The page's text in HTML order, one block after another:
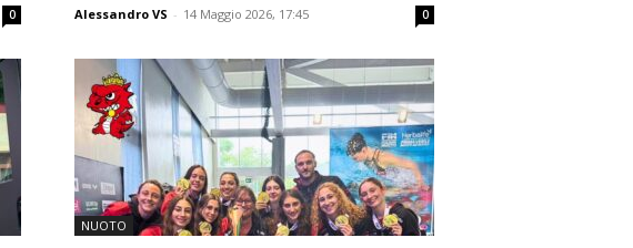
0 Alessandro VS - 14 Maggio 2026, 17:45 0
NUOTO